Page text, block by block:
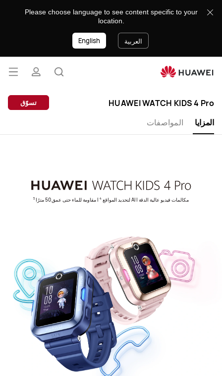
WATCH
Please choose language to see content specific to your
location.
العربية English
فتح
HUAWEI WATCH KIDS 4 Pro
المزايا
المواصفات
تسوّق
مكالمات فيديو عالية الدقة | AI لتحديد المواقع 4 | مقاومة للماء حتى عمق 50 مترًا 5